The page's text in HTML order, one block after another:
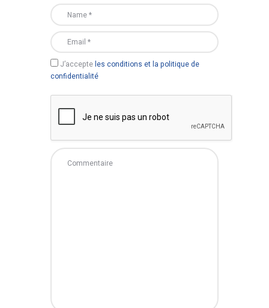
J’accepteles conditions et la politique de
confidentialité